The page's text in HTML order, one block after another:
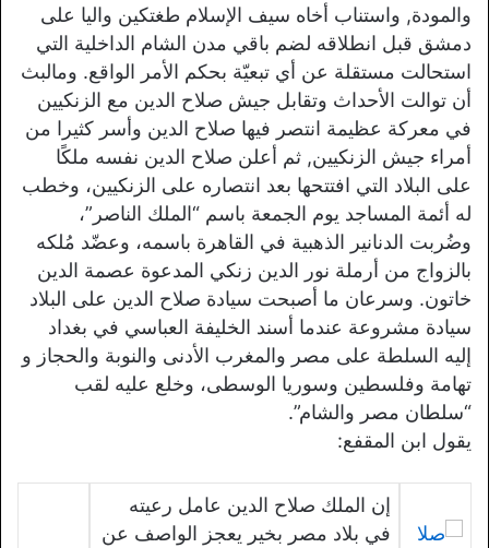
والمودة, واستناب أخاه سيف الإسلام طغتكين واليا على
دمشق قبل انطلاقه لضم باقي مدن الشام الداخلية التي
استحالت مستقلة عن أي تبعيّة بحكم الأمر الواقع. ومالبث
أن توالت الأحداث وتقابل جيش صلاح الدين مع الزنكيين
في معركة عظيمة انتصر فيها صلاح الدين وأسر كثيرا من
أمراء جيش الزنكيين, ثم أعلن صلاح الدين نفسه ملكًا
على البلاد التي افتتحها بعد انتصاره على الزنكيين، وخطب
له أئمة المساجد يوم الجمعة باسم “الملك الناصر”،
وضُربت الدنانير الذهبية في القاهرة باسمه، وعضّد مُلكه
بالزواج من أرملة نور الدين زنكي المدعوة عصمة الدين
خاتون. وسرعان ما أصبحت سيادة صلاح الدين على البلاد
سيادة مشروعة عندما أسند الخليفة العباسي في بغداد
إليه السلطة على مصر والمغرب الأدنى والنوبة والحجاز و
تهامة وفلسطين وسوريا الوسطى، وخلع عليه لقب
“سلطان مصر والشام”.
يقول ابن المقفع:
إن الملك صلاح الدين عامل رعيته
في بلاد مصر بخير يعجز الواصف عن